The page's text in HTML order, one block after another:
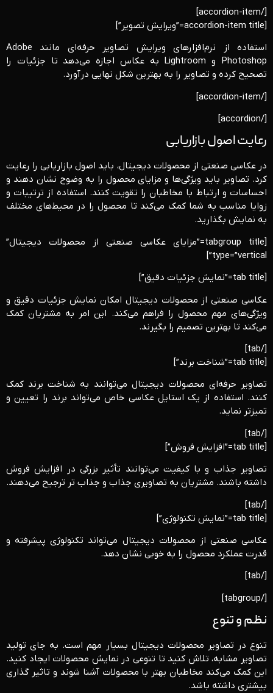
[/accordion-item]
[accordion-item title=”ویرایش تصویر”]
استفاده از نرم‌افزارهای ویرایش تصاویر حرفه‌ای مانند Adobe
Photoshop و Lightroom به عکاس اجازه می‌دهد تا جزئیات را
تصحیح کرده و تصاویر را به بهترین شکل نهایی درآورد.
[/accordion-item]
[/accordion]
رعایت اصول بازاریابی
در عکاسی صنعتی از محصولات دیجیتال، باید اصول بازاریابی را رعایت
کرد. تصاویر باید ویژگی‌ها و مزایای محصول را به وضوح نشان دهند و
احساسات و ارتباط با مخاطبان را تقویت کنند. استفاده از ترتیبات و
زوایا مناسب به شما کمک می‌کند تا محصول را در محیط‌های مختلف
به نمایش بگذارید.
[tabgroup title=”مزایای عکاسی صنعتی از محصولات دیجیتال”
type=”vertical”]
[tab title=”نمایش جزئیات دقیق”]
عکاسی صنعتی از محصولات دیجیتال امکان نمایش جزئیات دقیق و
ویژگی‌های مهم محصول را فراهم می‌کند. این امر به مشتریان کمک
می‌کند تا بهترین تصمیم را بگیرند.
[/tab]
[tab title=”شناخت برند”]
تصاویر حرفه‌ای محصولات دیجیتال می‌توانند به شناخت برند کمک
کنند. استفاده از یک استایل عکاسی خاص می‌تواند برند را تعیین و
تمیزتر نماید.
[/tab]
[tab title=”افزایش فروش”]
تصاویر جذاب و با کیفیت می‌توانند تأثیر بزرگی در افزایش فروش
داشته باشند. مشتریان به تصاویری جذاب و جذاب تر ترجیح می‌دهند.
[/tab]
[tab title=”نمایش تکنولوژی”]
عکاسی صنعتی از محصولات دیجیتال می‌تواند تکنولوژی پیشرفته و
قدرت عملکرد محصول را به خوبی نشان دهد.
[/tab]
[/tabgroup]
نظم و تنوع
تنوع در تصاویر محصولات دیجیتال بسیار مهم است. به جای تولید
تصاویر مشابه، تلاش کنید تا تنوعی در نمایش محصولات ایجاد کنید.
این کمک می‌کند مخاطبان بهتر با محصولات آشنا شوند و تاثیر گذاری
بیشتری داشته باشد.